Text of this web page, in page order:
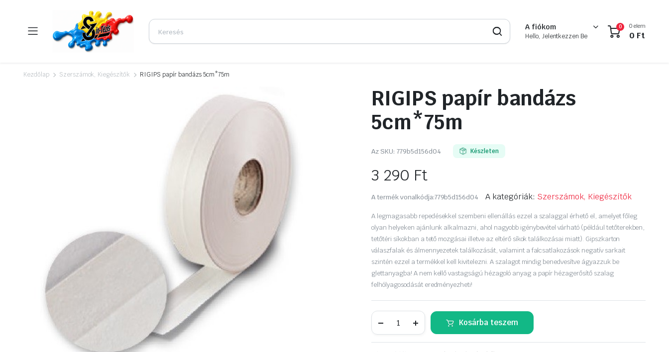
A fiókom
Hello, Jelentkezzen Be
0 0 elem
0 Ft
Kezdőlap Szerszámok, Kiegészítők RIGIPS papír bandázs 5cm*75m
RIGIPS papír bandázs
5cm*75m
Az SKU: 779b5d156d04 Készleten
3 290 Ft
A termék vonalkódja:779b5d156d04 A kategóriák: Szerszámok, Kiegészítők
A legmagasabb repedésekkel szembeni ellenállás ezzel a szalaggal érhető el, amelyet főleg
olyan helyeken ajánlunk alkalmazni, ahol nagyobb igénybevétel várható (például tetőterekben,
tetőtéri síkokban a tető mozgásai illetve az eltérő síkok találkozásai miatt). Gipszkarton
válaszfalak és álmennyezetek találkozását, valamint a falcsatlakozások negatív sarkait
szintén ezzel a termékkel kell kivitelezni. A szalagot mindig benedvesítve ágyazzuk be
glettanyagba! A nem kellő vastagságú hézagoló anyag a papír hézagerősítő szalag
felhólyagosodását eredményezheti!
papír
5cm*75m
Kosárba teszem